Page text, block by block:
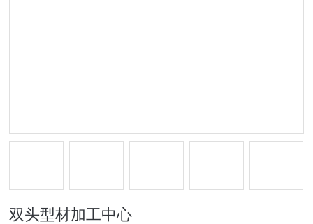
双头型材加工中心